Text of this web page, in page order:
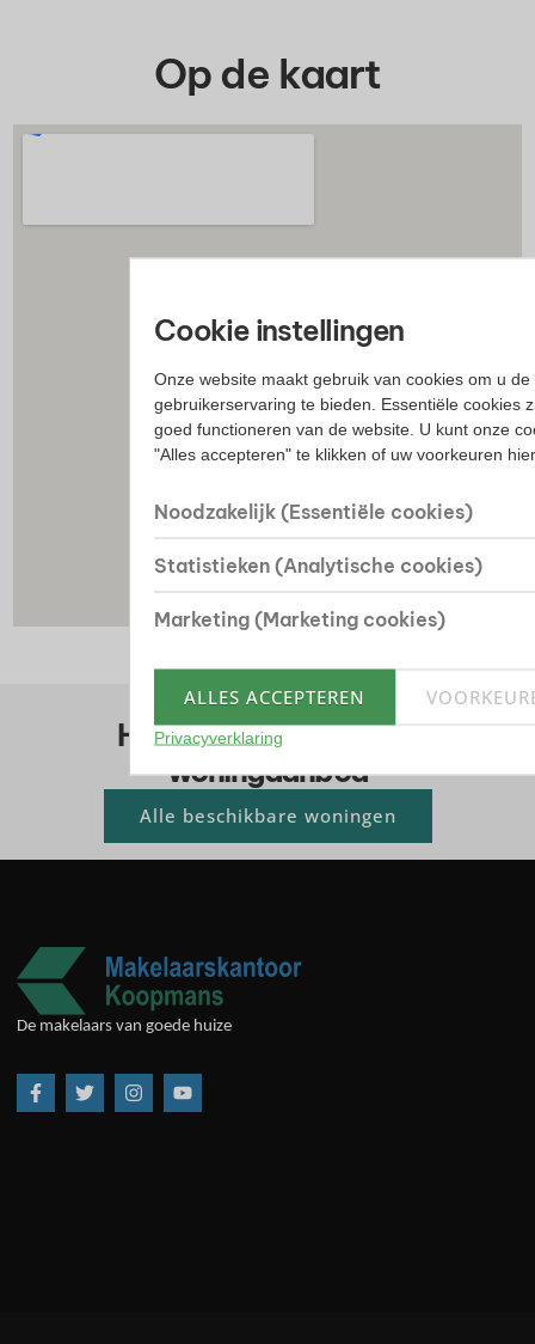
Op de kaart
Huis kopen? Bekijk ons
woningaanbod
Alle beschikbare woningen
De makelaars van goede huize
Cookie instellingen
Onze website maakt gebruik van cookies om u
gebruikerservaring te bieden. Essentiële cookies
goed functioneren van de website. U kunt onze
"Alles accepteren" te klikken of uw voorkeuren
Noodzakelijk (Essentiële cookies)
Statistieken (Analytische cookies)
Marketing (Marketing cookies)
ALLES ACCEPTEREN
Privacyverklaring